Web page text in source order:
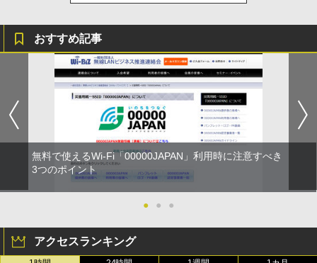
おすすめ記事
無料で使えるWi-Fi「00000JAPAN」利用時に注意すべき
3つのポイント
● ● ●
アクセスランキング